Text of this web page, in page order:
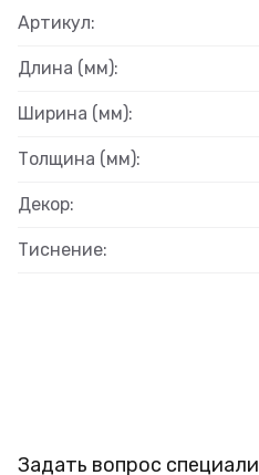
Артикул:
Длина (мм):
Ширина (мм):
Толщина (мм):
Декор:
Тиснение:
Задать вопрос